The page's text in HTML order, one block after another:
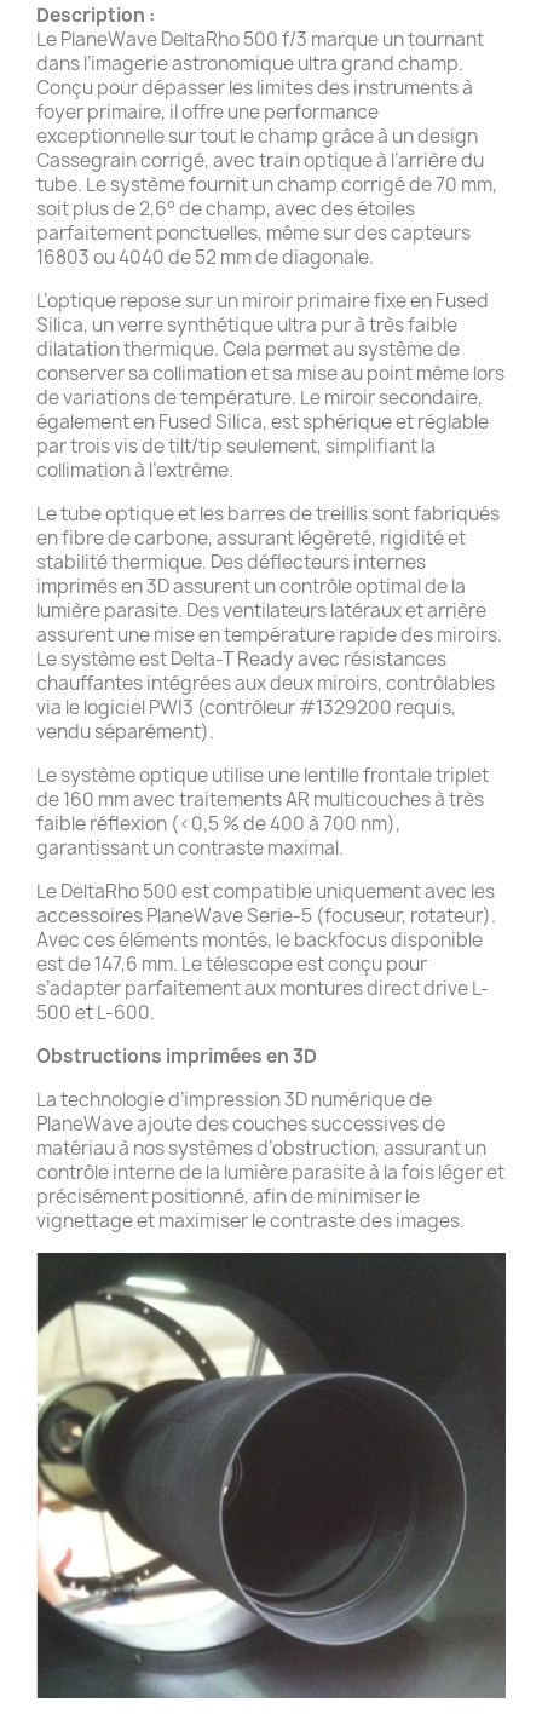
Description :
Le PlaneWave DeltaRho 500 f/3 marque un tournant
dans l’imagerie astronomique ultra grand champ.
Conçu pour dépasser les limites des instruments à
foyer primaire, il offre une performance
exceptionnelle sur tout le champ grâce à un design
Cassegrain corrigé, avec train optique à l’arrière du
tube. Le système fournit un champ corrigé de 70 mm,
soit plus de 2,6° de champ, avec des étoiles
parfaitement ponctuelles, même sur des capteurs
16803 ou 4040 de 52 mm de diagonale.
L’optique repose sur un miroir primaire fixe en Fused
Silica, un verre synthétique ultra pur à très faible
dilatation thermique. Cela permet au système de
conserver sa collimation et sa mise au point même lors
de variations de température. Le miroir secondaire,
également en Fused Silica, est sphérique et réglable
par trois vis de tilt/tip seulement, simplifiant la
collimation à l’extrême.
Le tube optique et les barres de treillis sont fabriqués
en fibre de carbone, assurant légèreté, rigidité et
stabilité thermique. Des déflecteurs internes
imprimés en 3D assurent un contrôle optimal de la
lumière parasite. Des ventilateurs latéraux et arrière
assurent une mise en température rapide des miroirs.
Le système est Delta-T Ready avec résistances
chauffantes intégrées aux deux miroirs, contrôlables
via le logiciel PWI3 (contrôleur #1329200 requis,
vendu séparément).
Le système optique utilise une lentille frontale triplet
de 160 mm avec traitements AR multicouches à très
faible réflexion (<0,5 % de 400 à 700 nm),
garantissant un contraste maximal.
Le DeltaRho 500 est compatible uniquement avec les
accessoires PlaneWave Serie-5 (focuseur, rotateur).
Avec ces éléments montés, le backfocus disponible
est de 147,6 mm. Le télescope est conçu pour
s’adapter parfaitement aux montures direct drive L-
500 et L-600.
Obstructions imprimées en 3D
La technologie d’impression 3D numérique de
PlaneWave ajoute des couches successives de
matériau à nos systèmes d’obstruction, assurant un
contrôle interne de la lumière parasite à la fois léger et
précisément positionné, afin de minimiser le
vignettage et maximiser le contraste des images.